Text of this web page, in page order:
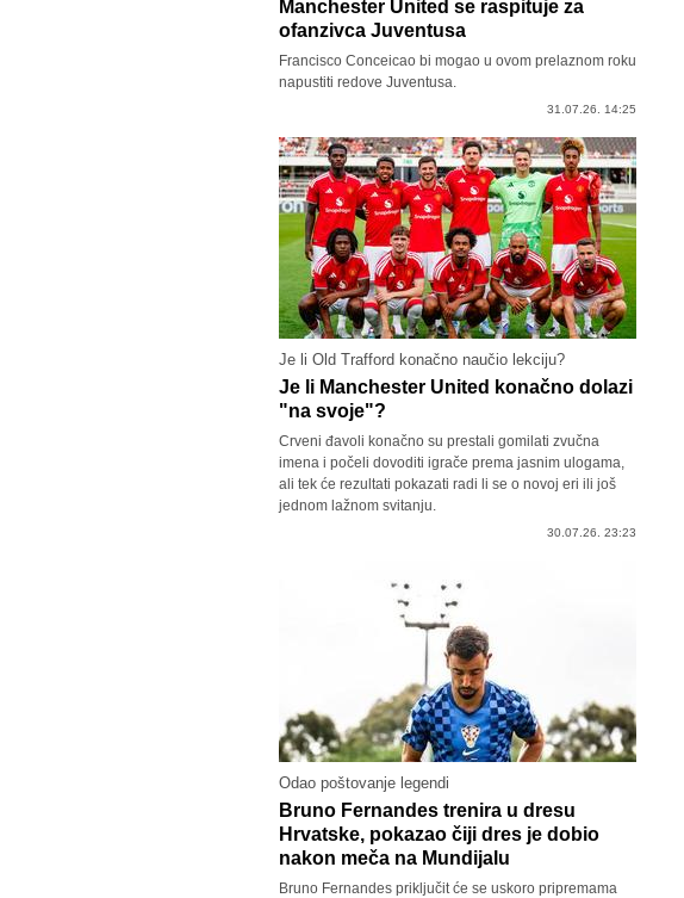
Manchester United se raspituje za
ofanzivca Juventusa
Francisco Conceicao bi mogao u ovom prelaznom roku
napustiti redove Juventusa.
31.07.26. 14:25
Je li Old Trafford konačno naučio lekciju?
Je li Manchester United konačno dolazi
"na svoje"?
Crveni đavoli konačno su prestali gomilati zvučna
imena i počeli dovoditi igrače prema jasnim ulogama,
ali tek će rezultati pokazati radi li se o novoj eri ili još
jednom lažnom svitanju.
30.07.26. 23:23
Odao poštovanje legendi
Bruno Fernandes trenira u dresu
Hrvatske, pokazao čiji dres je dobio
nakon meča na Mundijalu
Bruno Fernandes priključit će se uskoro pripremama